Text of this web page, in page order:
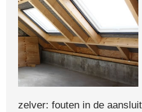
zelver: fouten in de